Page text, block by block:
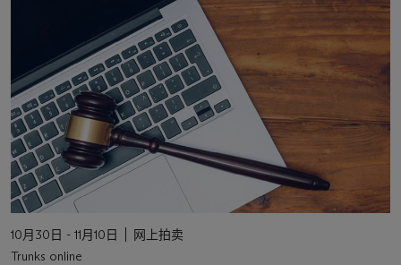
10月30日 - 11月10日
网上拍卖
Trunks online